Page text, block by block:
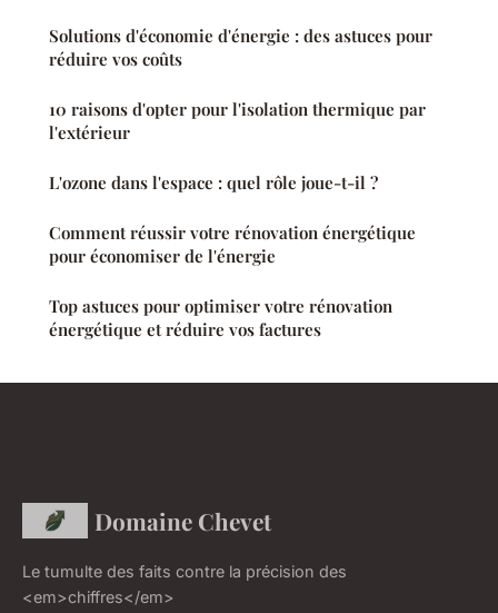
Solutions d'économie d'énergie : des astuces pour
réduire vos coûts
10 raisons d'opter pour l'isolation thermique par
l'extérieur
L'ozone dans l'espace : quel rôle joue-t-il ?
Comment réussir votre rénovation énergétique
pour économiser de l'énergie
Top astuces pour optimiser votre rénovation
énergétique et réduire vos factures
Domaine Chevet
Le tumulte des faits contre la précision des
<em>chiffres</em>